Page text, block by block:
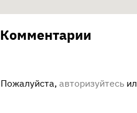
Комментарии
Пожалуйста, авторизуйтесь